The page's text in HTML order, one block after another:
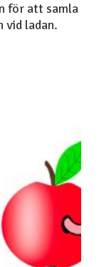
för att samla
vid ladan.